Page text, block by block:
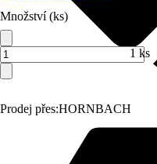
Prodej přes:HORNBACH
Množství (ks)
1 ks